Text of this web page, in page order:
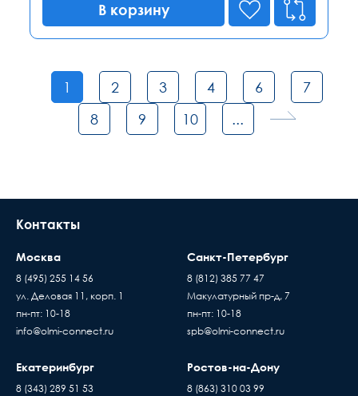
В корзину
1 2 3 4 6
7
8
9 10 ...
Контакты
Москва
8 (495) 255 14 56
ул. Деловая 11, корп. 1
пн-пт: 10-18
info@olmi-connect.ru
Санкт-Петербург
8 (812) 385 77 47
Макулатурный пр-д, 7
пн-пт: 10-18
spb@olmi-connect.ru
Екатеринбург
8 (343) 289 51 53
Ростов-на-Дону
8 (863) 310 03 99